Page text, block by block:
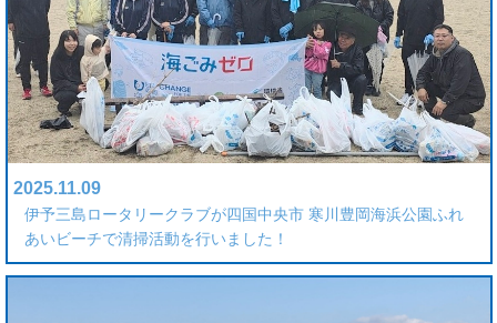
2025.11.09
伊予三島ロータリークラブが四国中央市 寒川豊岡海浜公園ふれ
あいビーチで清掃活動を行いました！